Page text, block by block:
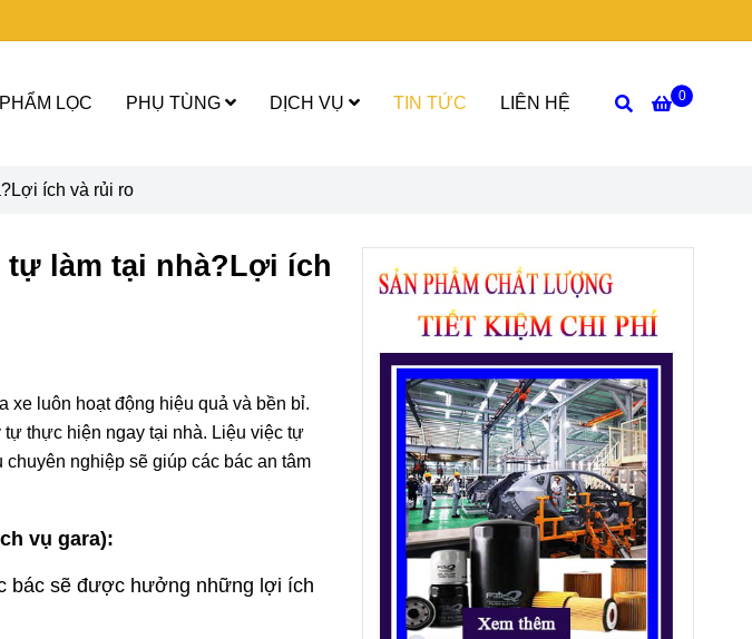
0
LỌC PHỤ TÙNG DỊCH VỤ TIN TỨC LIÊN HỆ
ích và rủi ro
tự làm tại nhà?Lợi ích
xe luôn hoạt động hiệu quả và bền bỉ.
thực hiện ngay tại nhà. Liệu việc tự
nghiệp sẽ giúp các bác an tâm
vụ gara):
bác sẽ được hưởng những lợi ích